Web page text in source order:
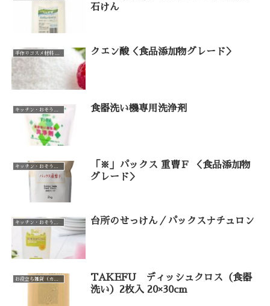
石けん
クエン酸＜食品添加物グレード＞
食器洗い機専用洗浄剤
「※」パックス 重曹Ｆ ＜食品添加物
グレード＞
台所のせっけん／パックスナチュロン
TAKEFU ディッシュクロス（食器
洗い）2枚入 20×30cm